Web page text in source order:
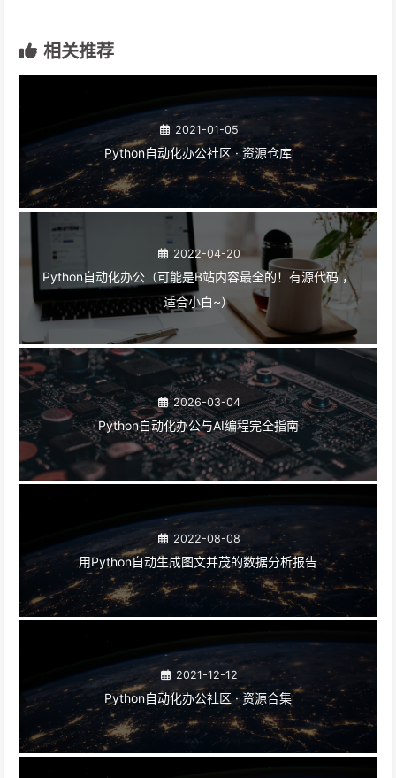
相关推荐
2021-01-05
Python自动化办公社区 · 资源仓库
2022-04-20
Python自动化办公（可能是B站内容最全的！有源代码 ，
适合小白~）
2026-03-04
Python自动化办公与AI编程完全指南
2022-08-08
用Python自动生成图文并茂的数据分析报告
2021-12-12
Python自动化办公社区 · 资源合集